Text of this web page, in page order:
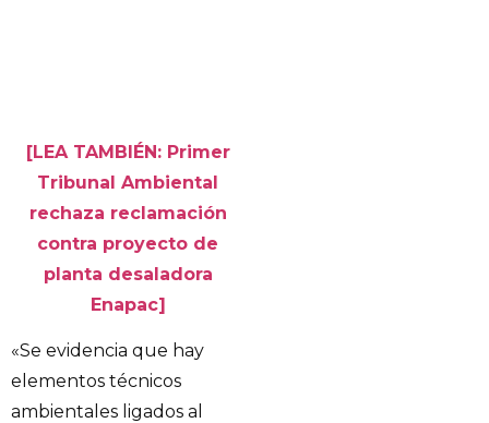
[LEA TAMBIÉN: Primer
Tribunal Ambiental
rechaza reclamación
contra proyecto de
planta desaladora
Enapac]
«Se evidencia que hay
elementos técnicos
ambientales ligados al